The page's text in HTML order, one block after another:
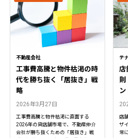
不動産会社
工事費高騰と物件枯渇の時
代を勝ち抜く「居抜き」戦
略
2026年3月27日
工事費高騰と物件枯渇に直面する
2026年の貸店舗市場で、不動産仲介
会社が勝ち抜くための「居抜き」戦
テ
店
則
ン
店
ザ
常